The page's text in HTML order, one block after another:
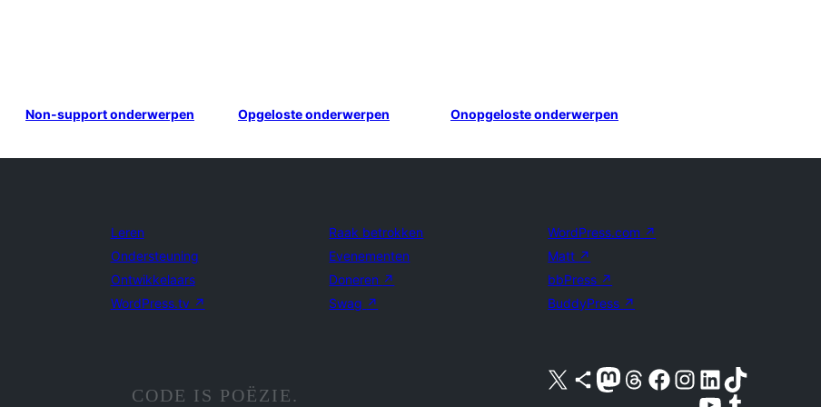
Non-support onderwerpen Opgeloste onderwerpen Onopgeloste onderwerpen
Leren
Ondersteuning
Ontwikkelaars
WordPress.tv ↗
Raak betrokken
Evenementen
Doneren ↗
Swag ↗
WordPress.com ↗
Matt ↗
bbPress ↗
BuddyPress ↗
Bezoek ons X (voorheen Twitter) account
Bezoek ons Bluesky account
Bezoek ons Mastodon account
Bezoek ons Threads account
Onze Facebook pagina bezoeken
Bezoek ons Instagram account
Bezoek ons LinkedIn account
Bezoek ons TikTok account
CODE IS POËZIE.